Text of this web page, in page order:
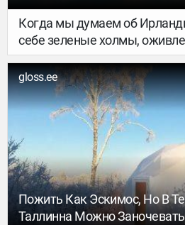
Когда мы думаем об
себе зеленые холмы,
лепреконов. Но в стране
много интересного. От
развлечений до
gloss.ee
Пожить Как Эскимос, Но В
Таллинна Можно